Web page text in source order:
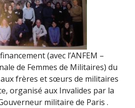
(avec l’ANFEM –
de Femmes de Militaires) du
frères et sœurs de militaires
organisé aux Invalides par la
militaire de Paris .